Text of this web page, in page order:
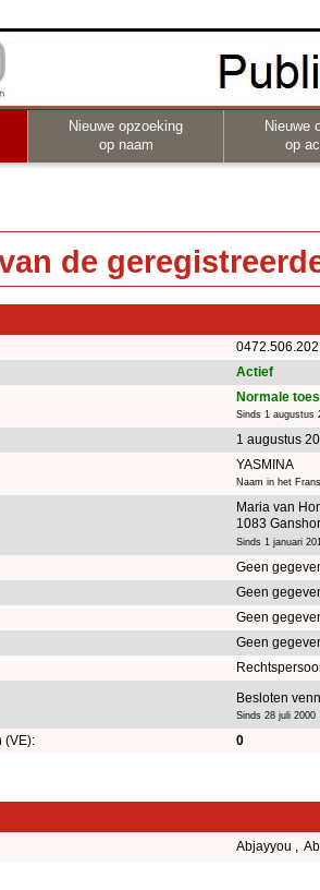
Nieuwe opzoeking
op naam
Nieuwe
op
de
0472.506.202
Actief
Normale
Sinds 1 augustus
1 augustus
YASMINA
Naam in het
Maria van
1083
Sinds 1 januari
Geen
Geen
Geen
Geen
Besloten
Sinds 28 juli 2000
(VE): 0
Abjayyou ,